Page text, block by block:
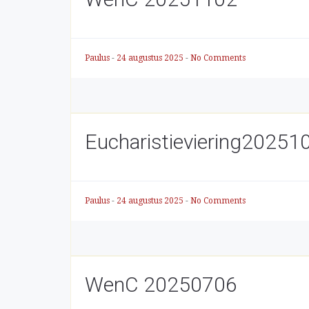
Paulus - 24 augustus 2025 - No Comments
Paulus - 24 augustus 2025 - No Comments
WenC 20250706